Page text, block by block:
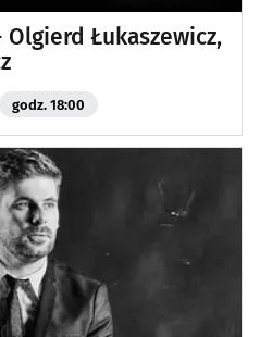
Łukaszewicz,
godz. 18:00